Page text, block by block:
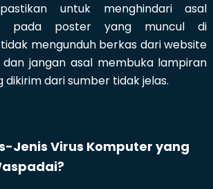
untuk menghindari asal
pada poster yang muncul di
mengunduh berkas dari website
jangan asal membuka lampiran
dari sumber tidak jelas.
Jenis Virus Komputer yang